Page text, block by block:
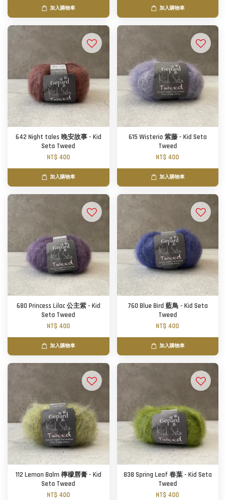
加入購物車 加入購物車
642 Night tales 晚安故事 - Kid
Seta Tweed
NT$ 400
加入購物車
615 Wisteria 紫藤 - Kid Seta
Tweed
NT$ 400
加入購物車
680 Princess Lilac 公主紫 - Kid
Seta Tweed
NT$ 400
加入購物車
760 Blue Bird 藍鳥 - Kid Seta
Tweed
NT$ 400
加入購物車
112 Lemon Balm 檸檬唇膏 - Kid
Seta Tweed
NT$ 400
838 Spring Leaf 春葉 - Kid Seta
Tweed
NT$ 400